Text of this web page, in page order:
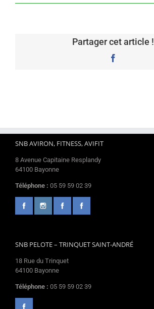
Partager cet article !
SNB AVIRON, FITNESS, AVIFIT
8 Avenue Capitaine Resplandy
64100 Bayonne
Téléphone : 05 59 59 02 39
SNB PELOTE – TRINQUET SAINT-ANDRÉ
18 Rue du Trinquet
64100 Bayonne
Téléphone : 05 59 59 02 39